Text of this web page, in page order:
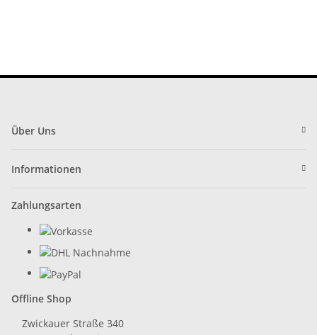
Über Uns
Informationen
Zahlungsarten
Offline Shop
Zwickauer Straße 340